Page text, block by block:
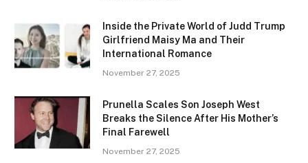
Inside the Private World of Judd Trump
Girlfriend Maisy Ma and Their
International Romance
November 27, 2025
Prunella Scales Son Joseph West
Breaks the Silence After His Mother’s
Final Farewell
November 27, 2025